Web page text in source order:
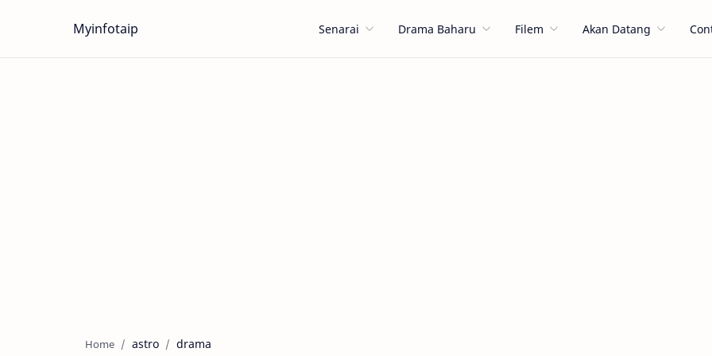
Myinfotaip Senarai Drama Baharu Filem Akan Datang
Home astro drama